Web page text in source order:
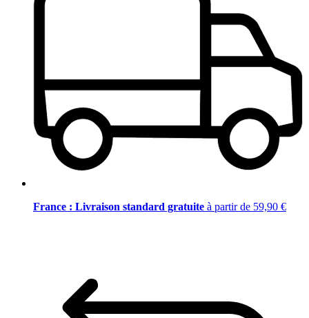
France : Livraison standard gratuite à partir de 59,90 €